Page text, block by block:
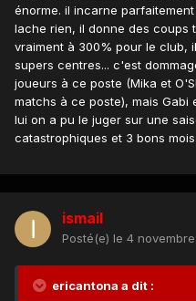
énorme. il incarne
lache rien, il donne des coups
vraiment à 300% pour le club,
supers centres... c'est
joueurs à ce poste (Mika et
matchs à ce poste), mais
lui on a pu le juger sur une
catastrophiques et 3 bons mois.
ismail
Posté(e) le 4
ericantona a dit :